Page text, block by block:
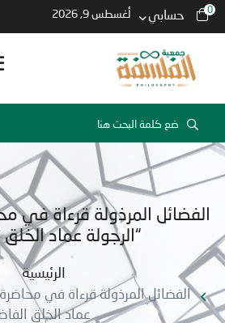
0 حسابي أغسطس 9, 2026
الفضائل المرذولة قرءاة في
“الرجولة عماد
الرئيسية
الفضائل المرذولة قرءاة في
عماد الخلق